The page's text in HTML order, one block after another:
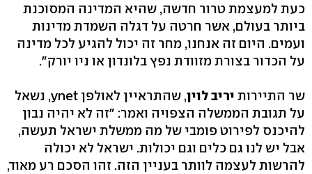
כעת למעצמת טרור חדשה, שהיא המדינה המסוכנת
ביותר בעולם, אשר חרטה על דגלה השמדת מדינות
ועמים. היום זה אנחנו, מחר זה יכול להגיע לכל מדינה
על הכדור בצורת מזוודת נפץ בלונדון או ניו יורק".
שר התיירות יריב לוין
, שהתראיין לאולפן ynet, נשאל
על תגובת הממשלה הצפויה ואמר: "זה לא יהיה נבון
להיכנס לפירוט פומבי של מה ממשלת ישראל תעשה,
אבל יש לנו גם כלים וגם יכולות. ישראל לא יכולה
להרשות לעצמה לוותר בעניין הזה. זהו הסכם רע מאוד,